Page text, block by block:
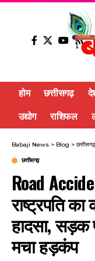
होम छत्तीसगढ़
उद्योग राशिफल
Babaji News > Blog > छत्तीसगढ़
छत्तीसगढ़
Road
राष्ट्रपति
हादसा, सड़क
मचा हड़कंप